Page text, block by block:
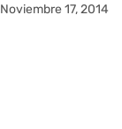
Noviembre 17, 2014